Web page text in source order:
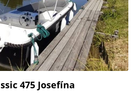
475 Josefína